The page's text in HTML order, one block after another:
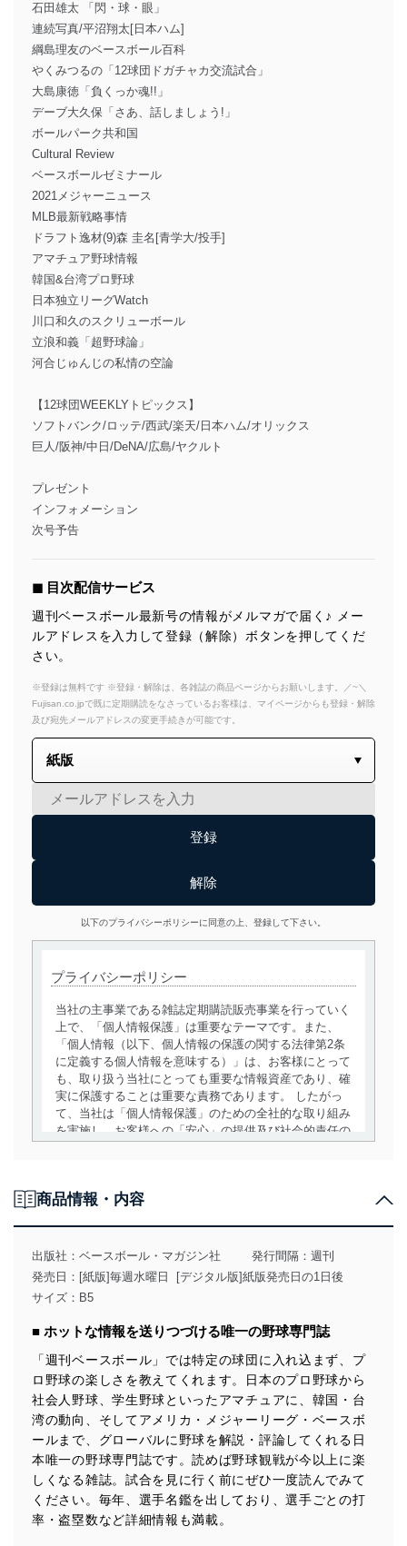
石田雄太 「閃・球・眼」
連続写真/平沼翔太[日本ハム]
綱島理友のベースボール百科
やくみつるの「12球団ドガチャカ交流試合」
大島康徳「負くっか魂!!」
デーブ大久保「さあ、話しましょう!」
ボールパーク共和国
Cultural Review
ベースボールゼミナール
2021メジャーニュース
MLB最新戦略事情
ドラフト逸材(9)森 圭名[青学大/投手]
アマチュア野球情報
韓国&台湾プロ野球
日本独立リーグWatch
川口和久のスクリューボール
立浪和義「超野球論」
河合じゅんじの私情の空論
【12球団WEEKLYトピックス】
ソフトバンク/ロッテ/西武/楽天/日本ハム/オリックス
巨人/阪神/中日/DeNA/広島/ヤクルト
プレゼント
インフォメーション
次号予告
◼︎ 目次配信サービス
週刊ベースボール最新号の情報がメルマガで届く♪ メー
ルアドレスを入力して登録（解除）ボタンを押してくだ
さい。
※登録は無料です ※登録・解除は、各雑誌の商品ページからお願いします。／~＼
Fujisan.co.jpで既に定期購読をなさっているお客様は、マイページからも登録・解除
及び宛先メールアドレスの変更手続きが可能です。
以下のプライバシーポリシーに同意の上、登録して下さい。
プライバシーポリシー
当社の主事業である雑誌定期購読販売事業を行っていく
上で、「個人情報保護」は重要なテーマです。また、
「個人情報（以下、個人情報の保護の関する法律第2条
に定義する個人情報を意味する）」は、お客様にとって
も、取り扱う当社にとっても重要な情報資産であり、確
実に保護することは重要な責務であります。 したがっ
て、当社は「個人情報保護」のための全社的な取り組み
を実施し、お客様への「安心」の提供及び社会的責任の
用目的を明確にし、本人の同意を得たうえで利用目的の
達成に必要な範囲内で適法かつ公正な手段によって取
得・利用・提供を行います。また、当社が保有している
個人情報は、同意を得ずに目的外利用、第三者への提
供・開示は行いません。当社においてはこれらの取り組
ます。また、目的外利用を行わないために、適切な管理
措置を講じます。
法令遵守
当社は、個人情報に関連する法令、国が定める指針及び
その他の規範を遵守します。また、当社の管理の仕組み
に、これらの法令及びその他の規範を常に適合させま
す。
個人情報の安全管理措置
商品情報・内容
出版社： ベースボール・マガジン社
発行間隔：週刊
発売日：[紙版]毎週水曜日 [デジタル版]紙版発売日の1日後
サイズ：B5
■ ホットな情報を送りつづける唯一の野球専門誌
「週刊ベースボール」では特定の球団に入れ込まず、プ
ロ野球の楽しさを教えてくれます。日本のプロ野球から
社会人野球、学生野球といったアマチュアに、韓国・台
湾の動向、そしてアメリカ・メジャーリーグ・ベースボ
ールまで、グローバルに野球を解説・評論してくれる日
本唯一の野球専門誌です。読めば野球観戦が今以上に楽
しくなる雑誌。試合を見に行く前にぜひ一度読んでみて
ください。毎年、選手名鑑を出しており、選手ごとの打
率・盗塁数など詳細情報も満載。